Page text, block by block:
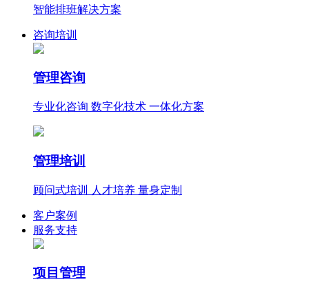
智能排班解决方案
咨询培训
管理咨询
专业化咨询 数字化技术 一体化方案
管理培训
顾问式培训 人才培养 量身定制
客户案例
服务支持
项目管理